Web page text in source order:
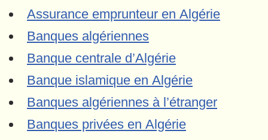
Assurance emprunteur en Algérie
Banques algériennes
Banque centrale d’Algérie
Banque islamique en Algérie
Banques algériennes à l’étranger
Banques privées en Algérie